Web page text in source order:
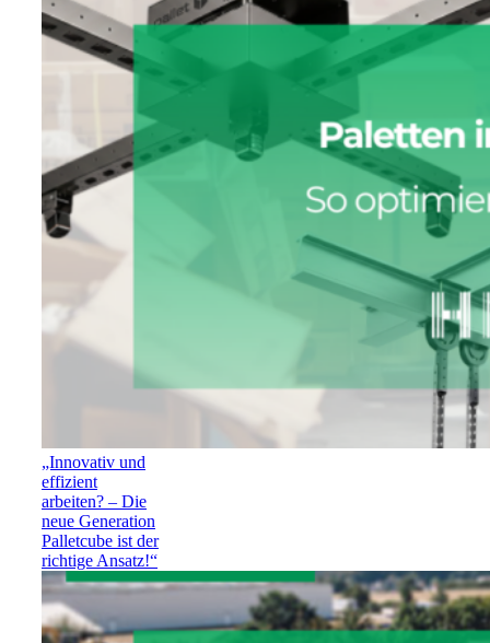
„Innovativ und
effizient
arbeiten? – Die
neue Generation
Palletcube ist der
richtige Ansatz!“